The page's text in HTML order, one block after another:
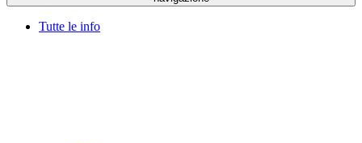
Tutte le info